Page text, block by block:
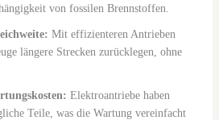
von fossilen Brennstoffen.
Mit effizienteren Antrieben
längere Strecken zurücklegen, ohne
Elektroantriebe haben
Teile, was die Wartung vereinfacht